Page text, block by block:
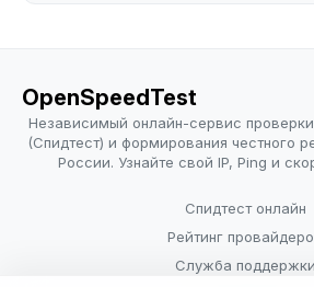
OpenSpeedTest
Независимый онлайн-сервис проверки
(Спидтест) и формирования честного
России. Узнайте свой IP, Ping и
Спидтест онлайн
Рейтинг
Служба поддержки